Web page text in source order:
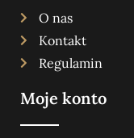
O nas
Kontakt
Regulamin
Moje konto